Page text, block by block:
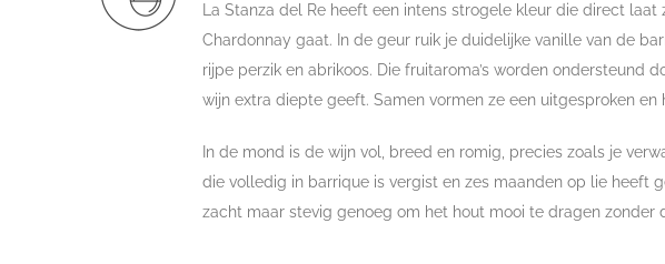
La Stanza del Re heeft een intens strogele kleur die direct
Chardonnay gaat. In de geur ruik je duidelijke vanille van de
rijpe perzik en abrikoos. Die fruitaroma’s worden ondersteund
wijn extra diepte geeft. Samen vormen ze een uitgesproken en
In de mond is de wijn vol, breed en romig, precies zoals je
die volledig in barrique is vergist en zes maanden op lie heeft
zacht maar stevig genoeg om het hout mooi te dragen zonder